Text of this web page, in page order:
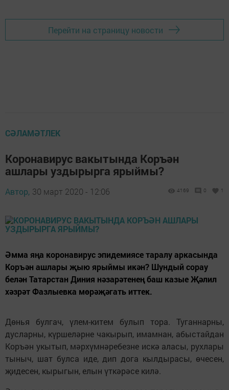
Перейти на страницу новости
СӘЛАМӘТЛЕК
Коронавирус вакытында Коръән
ашлары уздырырга ярыймы?
Автор, 30 март 2020 - 12:06 4169 0 1
Әмма яңа коронавирус эпидемиясе таралу аркасында
Коръән ашлары җыю ярыймы икән? Шундый сорау
белән Татарстан Диния нәзарәтенең баш казые Җәлил
хәзрәт Фазлыевка мөрәҗәгать иттек.
Дөнья булгач, үлем-китем булып тора. Туганнарны,
дусларны, күршеләрне чакырып, имамнан, абыстайдан
Коръән укытып, мәрхүмнәребезне искә аласы, рухлары
тыныч, шат булса иде, дип дога кылдырасы, өчесен,
җидесен, кырыгын, елын үткәрәсе килә.